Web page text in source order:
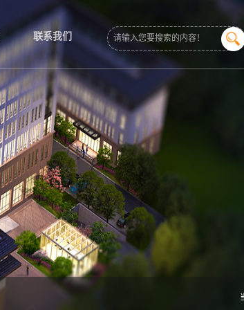
联系我们